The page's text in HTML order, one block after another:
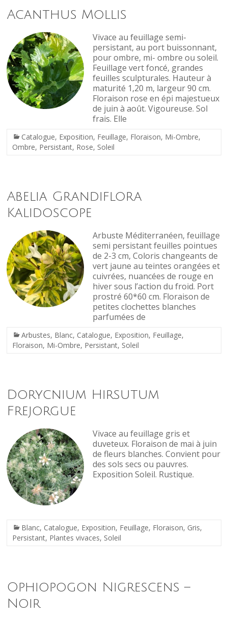
Acanthus Mollis
Vivace au feuillage semi-
persistant, au port buissonnant,
pour ombre, mi- ombre ou soleil.
Feuillage vert foncé, grandes
feuilles sculpturales. Hauteur à
maturité 1,20 m, largeur 90 cm.
Floraison rose en épi majestueux
de juin à août. Vigoureuse. Sol
frais. Elle
Catalogue, Exposition, Feuillage, Floraison, Mi-Ombre,
Ombre, Persistant, Rose, Soleil
Abelia Grandiflora
Kalidoscope
Arbuste Méditerranéen, feuillage
semi persistant feuilles pointues
de 2-3 cm, Coloris changeants de
vert jaune au teintes orangées et
cuivrées, nuancées de rouge en
hiver sous l’action du froid. Port
prostré 60*60 cm. Floraison de
petites clochettes blanches
parfumées de
Arbustes, Blanc, Catalogue, Exposition, Feuillage,
Floraison, Mi-Ombre, Persistant, Soleil
Dorycnium Hirsutum
Frejorgue
Vivace au feuillage gris et
duveteux. Floraison de mai à juin
de fleurs blanches. Convient pour
des sols secs ou pauvres.
Exposition Soleil. Rustique.
Blanc, Catalogue, Exposition, Feuillage, Floraison, Gris,
Persistant, Plantes vivaces, Soleil
Ophiopogon Nigrescens –
Noir